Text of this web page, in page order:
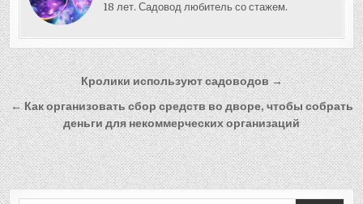
18 лет. Садовод любитель со стажем.
Навигация
по
записям
Кролики используют садоводов →
← Как организовать сбор средств во дворе, чтобы собрать
деньги для некоммерческих организаций